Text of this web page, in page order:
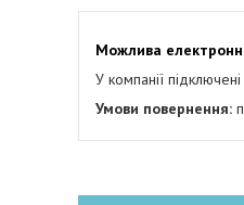
У компанії